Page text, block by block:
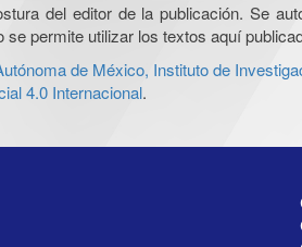
del editor de la publicación. Se
permite utilizar los textos aquí
de México, Instituto de
4.0 Internacional.